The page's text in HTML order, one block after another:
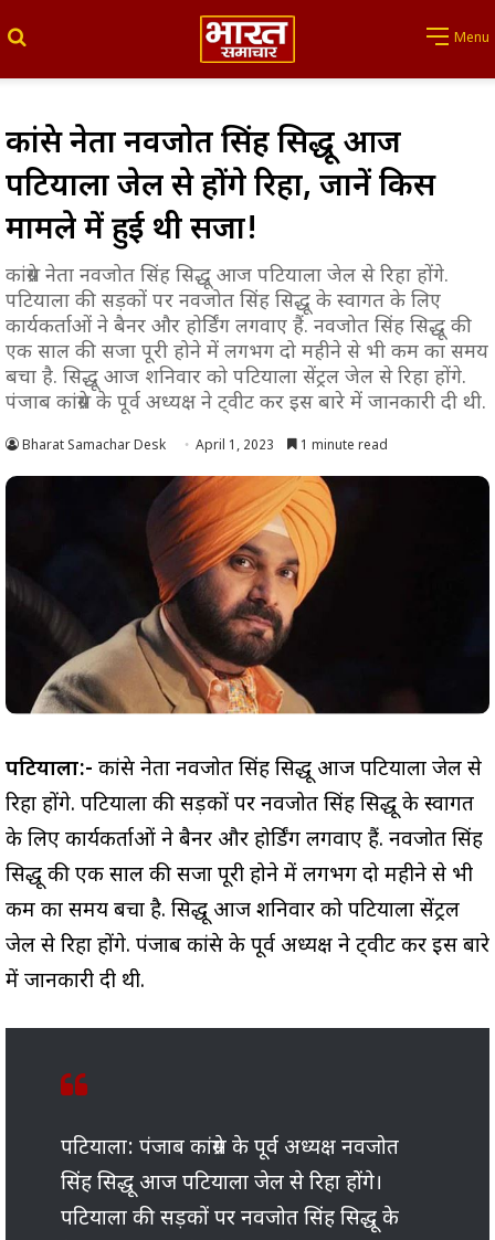
Menu
कांग्रेस नेता नवजोत सिंह सिद्धू आज
पटियाला जेल से होंगे रिहा, जानें किस
मामले में हुई थी सजा!
कांग्रेस नेता नवजोत सिंह सिद्धू आज पटियाला जेल से रिहा होंगे.
पटियाला की सड़कों पर नवजोत सिंह सिद्धू के स्वागत के लिए
कार्यकर्ताओं ने बैनर और होर्डिंग लगवाए हैं. नवजोत सिंह सिद्धू की
एक साल की सजा पूरी होने में लगभग दो महीने से भी कम का समय
बचा है. सिद्धू आज शनिवार को पटियाला सेंट्रल जेल से रिहा होंगे.
पंजाब कांग्रेस के पूर्व अध्यक्ष ने ट्वीट कर इस बारे में जानकारी दी थी.
Bharat Samachar Desk April 1, 2023 1 minute read
पटियाला:- कांग्रेस नेता नवजोत सिंह सिद्धू आज पटियाला जेल से
रिहा होंगे. पटियाला की सड़कों पर नवजोत सिंह सिद्धू के स्वागत
के लिए कार्यकर्ताओं ने बैनर और होर्डिंग लगवाए हैं. नवजोत सिंह
सिद्धू की एक साल की सजा पूरी होने में लगभग दो महीने से भी
कम का समय बचा है. सिद्धू आज शनिवार को पटियाला सेंट्रल
जेल से रिहा होंगे. पंजाब कांग्रेस के पूर्व अध्यक्ष ने ट्वीट कर इस बारे
में जानकारी दी थी.
पटियाला: पंजाब कांग्रेस के पूर्व अध्यक्ष नवजोत
सिंह सिद्धू आज पटियाला जेल से रिहा होंगे।
पटियाला की सड़कों पर नवजोत सिंह सिद्धू के